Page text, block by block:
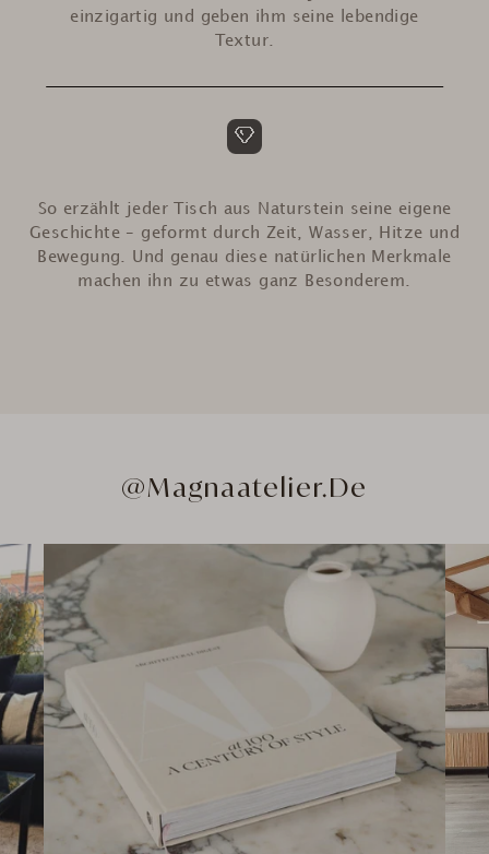
einzigartig und geben ihm seine lebendige
Textur.
So erzählt jeder Tisch aus Naturstein seine eigene
Geschichte – geformt durch Zeit, Wasser, Hitze und
Bewegung. Und genau diese natürlichen Merkmale
machen ihn zu etwas ganz Besonderem.
@Magnaatelier.de